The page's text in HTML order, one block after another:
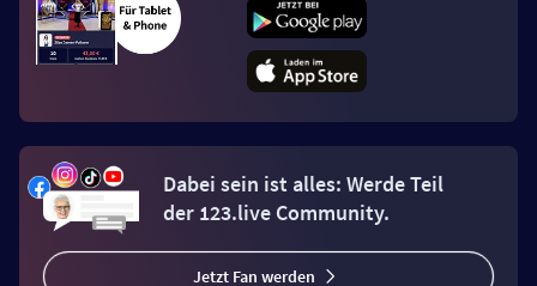
Dabei sein ist alles: Werde Teil
der 123.live Community.
Jetzt Fan werden